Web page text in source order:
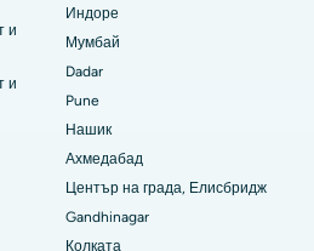
Бангалор
Уолтейр Мейн Роуд,
Nagar Road, Каримнагар
Караикуди
Варангал
и
и
Индоре
Мумбай
Dadar
Pune
Нашик
Ахмедабад
Център на града, Елисбридж
Gandhinagar
Колката